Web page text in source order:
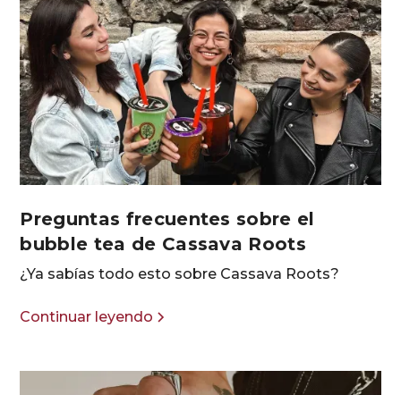
Preguntas frecuentes sobre el
bubble tea de Cassava Roots
¿Ya sabías todo esto sobre Cassava Roots?
Continuar leyendo